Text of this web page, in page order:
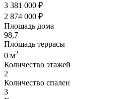
3 381 000 ₽
2 874 000 ₽
Площадь дома
98,7
Площадь террасы
0 м2
Количество этажей
2
Количество спален
3